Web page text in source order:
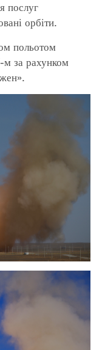
послуг
орбіти.
польотом
м за рахунком